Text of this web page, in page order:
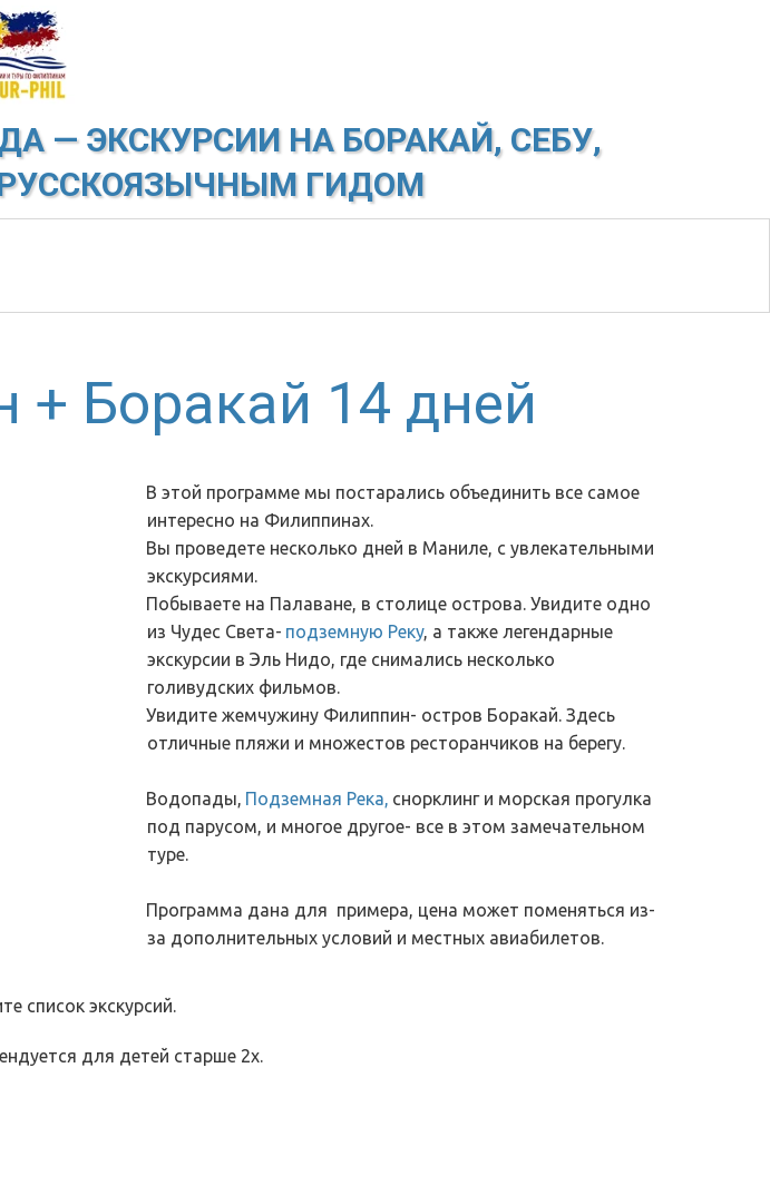
— ЭКСКУРСИИ НА БОРАКАЙ, СЕБУ,
ГИДОМ
Боракай 14 дней
В этой программе мы постарались объединить все самое
интересно на Филиппинах.
Вы проведете несколько дней в Маниле, с увлекательными
экскурсиями.
Побываете на Палаване, в столице острова. Увидите одно
из Чудес Света- подземную Реку, а также легендарные
экскурсии в Эль Нидо, где снимались несколько
голивудских фильмов.
Увидите жемчужину Филиппин- остров Боракай. Здесь
отличные пляжи и множестов ресторанчиков на берегу.
Водопады, Подземная Река, снорклинг и морская прогулка
под парусом, и многое другое- все в этом замечательном
туре.
Программа дана для  примера, цена может поменяться из-
за дополнительных условий и местных авиабилетов.
список экскурсий.
для детей старше 2х.